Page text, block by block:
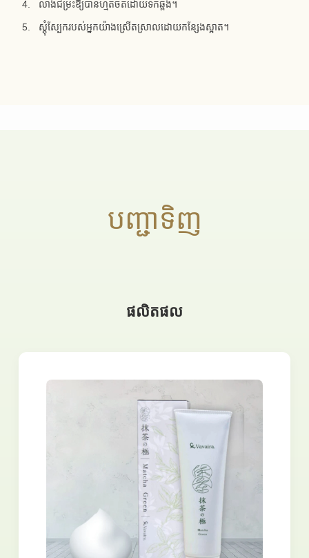
លាងជម្រះឱ្យបានហ្មត់ចត់ដោយទឹកឆ្ពឹង។
ស្ដុំស្បែករបស់អ្នកយ៉ាងស្រើតស្រាលដោយកន្សែងស្អាត។
បញ្ជាទិញ
ផលិតផល